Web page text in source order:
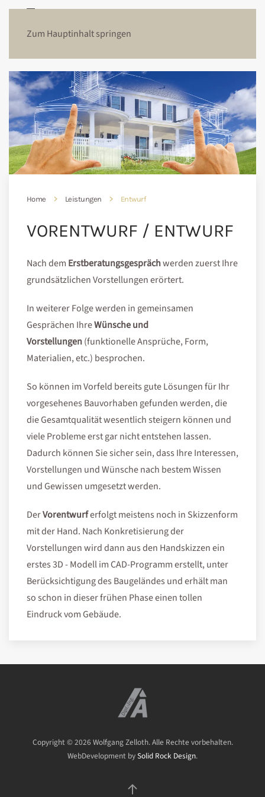
Zum Hauptinhalt springen
Home Leistungen Entwurf
VORENTWURF / ENTWURF
Nach dem Erstberatungsgesprächwerden zuerst Ihre
grundsätzlichen Vorstellungen erörtert.
In weiterer Folge werden in gemeinsamen
Gesprächen IhreWünsche und
Vorstellungen(funktionelle Ansprüche, Form,
Materialien, etc.) besprochen.
So können im Vorfeld bereits gute Lösungen für Ihr
vorgesehenes Bauvorhaben gefunden werden, die
die Gesamtqualität wesentlich steigern können und
viele Probleme erst gar nicht entstehen lassen.
Dadurch können Sie sicher sein, dass Ihre Interessen,
Vorstellungen und Wünsche nach bestem Wissen
und Gewissen umgesetzt werden.
DerVorentwurferfolgt meistens noch in Skizzenform
mit der Hand. Nach Konkretisierung der
Vorstellungen wird dann aus den Handskizzen ein
erstes 3D - Modell im CAD-Programm erstellt, unter
Berücksichtigung des Baugeländes und erhält man
so schon in dieser frühen Phase einen tollen
Eindruck vom Gebäude.
Copyright ©2026 Wolfgang Zelloth. Alle Rechte vorbehalten.
WebDevelopment bySolid Rock Design.